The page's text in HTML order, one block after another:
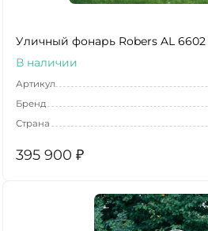
Уличный фонарь Robers AL 6602
В наличии
Артикул
Бренд
Страна
395 900 ₽